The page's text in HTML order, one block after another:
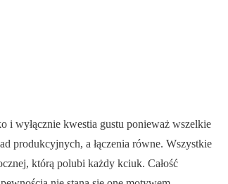
i wyłącznie kwestia gustu ponieważ wszelkie
produkcyjnych, a łączenia równe. Wszystkie
którą polubi każdy kciuk. Całość